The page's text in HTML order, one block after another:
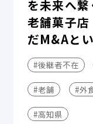
を未来へ繋
老舗菓子
だM&Aと
#後継者不在
#老舗 #外
#高知県